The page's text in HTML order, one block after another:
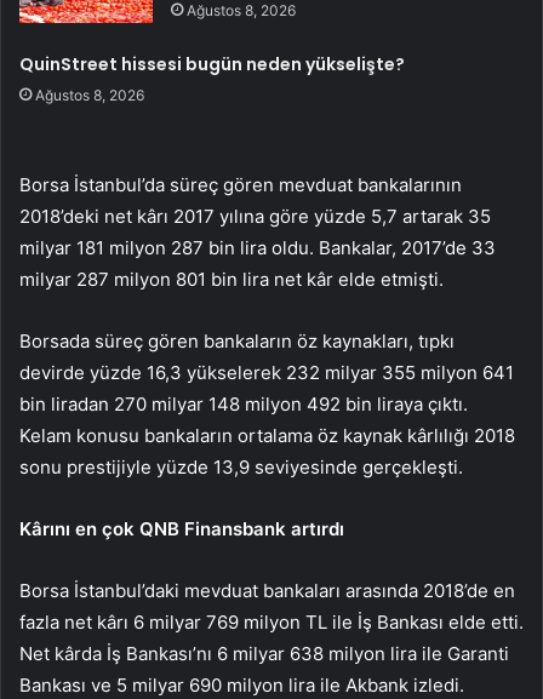
Ağustos 8, 2026
QuinStreet hissesi bugün neden yükselişte?
Ağustos 8, 2026
Borsa İstanbul’da süreç gören mevduat bankalarının
2018’deki net kârı 2017 yılına göre yüzde 5,7 artarak 35
milyar 181 milyon 287 bin lira oldu. Bankalar, 2017’de 33
milyar 287 milyon 801 bin lira net kâr elde etmişti.
Borsada süreç gören bankaların öz kaynakları, tıpkı
devirde yüzde 16,3 yükselerek 232 milyar 355 milyon 641
bin liradan 270 milyar 148 milyon 492 bin liraya çıktı.
Kelam konusu bankaların ortalama öz kaynak kârlılığı 2018
sonu prestijiyle yüzde 13,9 seviyesinde gerçekleşti.
Kârını en çok QNB Finansbank artırdı
Borsa İstanbul’daki mevduat bankaları arasında 2018’de en
fazla net kârı 6 milyar 769 milyon TL ile İş Bankası elde etti.
Net kârda İş Bankası’nı 6 milyar 638 milyon lira ile Garanti
Bankası ve 5 milyar 690 milyon lira ile Akbank izledi.